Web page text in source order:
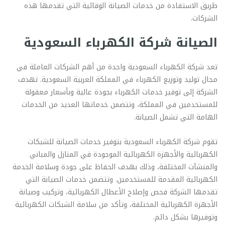
طريق الاستفادة من خدمات الصيانة الوقائية التي تقدمها هذه
الشركات.
الصيانة شركة الكهرباء السعودية
تعد شركة الكهرباء السعودية واحدة من أهم الشركات العاملة في
مجال توليد وتوزيع الكهرباء في المملكة العربية السعودية. تهدف
الشركة إلى توفير خدمات الكهرباء بجودة عالية وبأسعار معقولة
للمستخدمين في المملكة، وتتضمن خدماتها العديد من الخدمات
الهامة التي تشمل الصيانة.
تقوم شركة الكهرباء السعودية بتوفير خدمات الصيانة للشبكات
الكهربائية والأجهزة الكهربائية الموجودة في المنازل والمباني
والمنشآت المختلفة، وذلك بهدف الحفاظ على جودة وسلامة الخدمة
الكهربائية المقدمة للمستخدمين. وتتضمن خدمات الصيانة التي
تقدمها الشركة فحص وإصلاح الأعطال الكهربائية، وتركيب وصيانة
الأجهزة الكهربائية المختلفة، وتأكد من سلامة الشبكات الكهربائية
وتوفيرها بشكل دائم.